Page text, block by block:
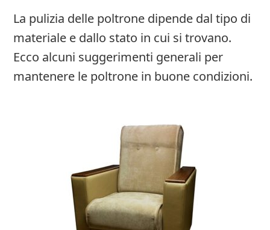
La pulizia delle poltrone dipende dal tipo di
materiale e dallo stato in cui si trovano.
Ecco alcuni suggerimenti generali per
mantenere le poltrone in buone condizioni.